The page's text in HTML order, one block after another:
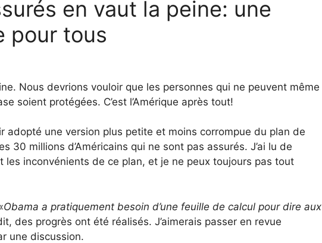
en vaut la peine: une
pour tous
Nous devrions vouloir que les personnes qui ne peuvent même
soient protégées. C’est l’Amérique après tout!
adopté une version plus petite et moins corrompue du plan de
30 millions d’Américains qui ne sont pas assurés. J’ai lu de
les inconvénients de ce plan, et je ne peux toujours pas tout
Obama a pratiquement besoin d’une feuille de calcul pour dire aux
des progrès ont été réalisés. J’aimerais passer en revue
une discussion.